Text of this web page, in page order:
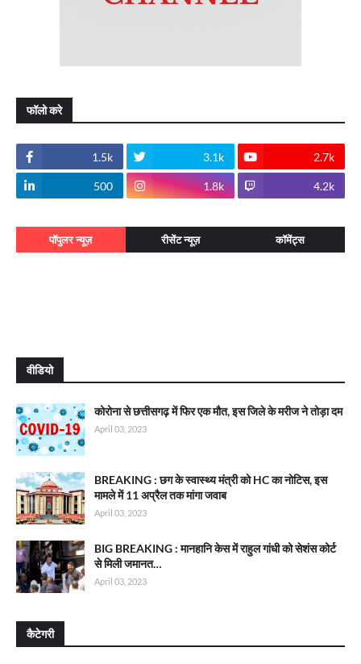
फॉलो करे
1.5k 3.1k 2.7k
500 1.8k 4.2k
पॉपुलर न्यूज़ रीसेंट न्यूज़ कॉमेंट्स
वीडियो
कोरोना से छत्तीसगढ़ में फिर एक मौत, इस जिले के मरीज ने तोड़ा दम
April 03, 2023
BREAKING : छग के स्वास्थ्य मंत्री को HC का नोटिस, इस
मामले में 11 अप्रैल तक मांगा जवाब
April 03, 2023
BIG BREAKING : मानहानि केस में राहुल गांधी को सेशंस कोर्ट
से मिली जमानत…
April 03, 2023
कैटेगरी